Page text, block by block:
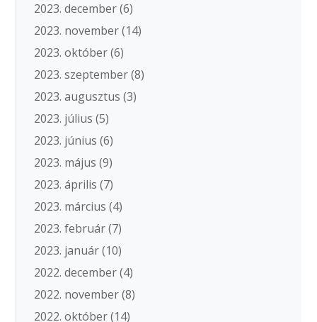
2023. december(6)
2023. november(14)
2023. október(6)
2023. szeptember(8)
2023. augusztus (3)
2023. július (5)
2023. június (6)
2023. május (9)
2023. április (7)
2023. március (4)
2023. február(7)
2023. január(10)
2022. december(4)
2022. november(8)
2022. október(14)